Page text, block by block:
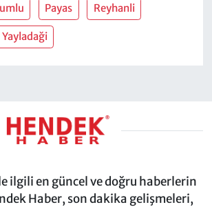
Payas Reyhanli
Yayladaği
ilgili en güncel ve doğru haberlerin
Haber, son dakika gelişmeleri,